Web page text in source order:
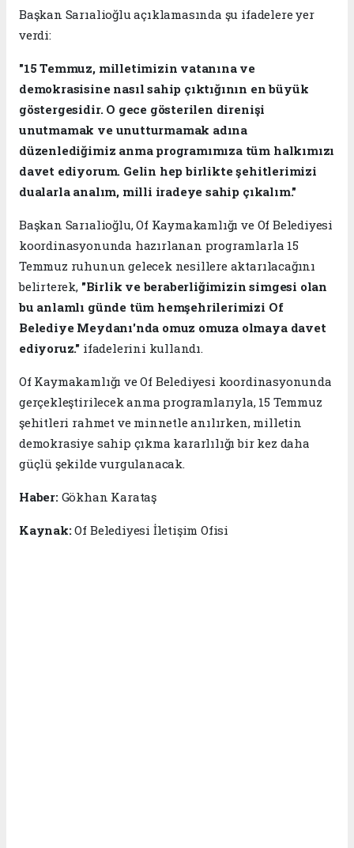
Başkan Sarıalioğlu açıklamasında şu ifadelere yer
verdi:
"15 Temmuz, milletimizin vatanına ve
demokrasisine nasıl sahip çıktığının en büyük
göstergesidir. O gece gösterilen direnişi
unutmamak ve unutturmamak adına
düzenlediğimiz anma programımıza tüm halkımızı
davet ediyorum. Gelin hep birlikte şehitlerimizi
dualarla analım, milli iradeye sahip çıkalım."
Başkan Sarıalioğlu, Of Kaymakamlığı ve Of Belediyesi
koordinasyonunda hazırlanan programlarla 15
Temmuz ruhunun gelecek nesillere aktarılacağını
belirterek, "Birlik ve beraberliğimizin simgesi olan
bu anlamlı günde tüm hemşehrilerimizi Of
Belediye Meydanı'nda omuz omuza olmaya davet
ediyoruz." ifadelerini kullandı.
Of Kaymakamlığı ve Of Belediyesi koordinasyonunda
gerçekleştirilecek anma programlarıyla, 15 Temmuz
şehitleri rahmet ve minnetle anılırken, milletin
demokrasiye sahip çıkma kararlılığı bir kez daha
güçlü şekilde vurgulanacak.
Haber: Gökhan Karataş
Kaynak:Of Belediyesi İletişim Ofisi